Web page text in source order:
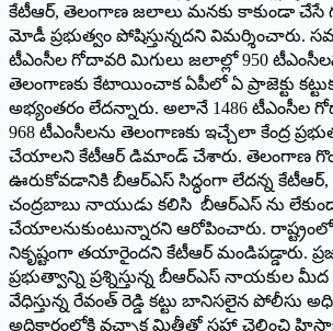
కేటీఆర్, తెలంగాణ జలాలు మనకు కాకుండా చేసే
మోడీ ప్రభుత్వం పోషిస్తున్న‌దని విమర్శించారు.
టీఎంసీల గోదావరి మిగులు జలాల్లో 950
తెలంగాణకు కేటాయించాక ఏపీలో ఏ ప్రాజెక్టు
అభ్యంతరం లేదన్నారు. అలానే 1486 టీఎంసీల
968 టీఎంసీలను తెలంగాణకు ఇచ్చేలా కేంద్ర
చేయాలని కేటీఆర్ డిమాండ్ చేశారు. తెలంగాణ
ఊరుకోవడానికి బీఆర్ఎస్ సిద్ధంగా లేదన్న కేటీఆర్,
చంద్రబాబు నాయుడు కలిసి బీఆర్ఎస్ ను
చేయాలనుకుంటున్నారని ఆరోపించారు. రాష్ట్రంలో
నికృష్టంగా తయారైందని కేటీఆర్ మండిపడ్డారు.
ప్రభుత్వాన్ని ప్రశ్నిస్తున్న బీఆర్ఎస్ నాయకుల మీద
వేధిస్తున్న రేవంత్ రెడ్డి కట్టు బానిసలైన పోలీసు
అధికారంలోకి వచ్చాక మిత్తీతో సహా చెల్లించి